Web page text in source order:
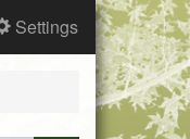
Settings